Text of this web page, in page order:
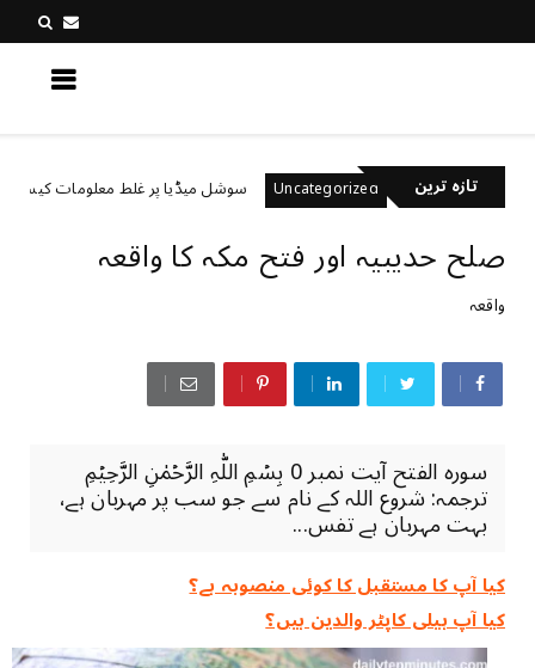
تازہ ترینUncategorized سوشل میڈیا پر غلط معلومات کیسے پہچانیں؟
صلح حدیبیہ اور فتح مکہ کا واقعہ
واقعہ
سورہ الفتح آیت نمبر 0 بِسۡمِ اللّٰہِ الرَّحۡمٰنِ الرَّحِیۡمِ
ترجمہ: شروع اللہ کے نام سے جو سب پر مہربان ہے،
بہت مہربان ہے تفس...
کیا آپ کا مستقبل کا کوئی منصوبہ ہے؟
کیا آپ ہیلی کاپٹر والدین ہیں؟